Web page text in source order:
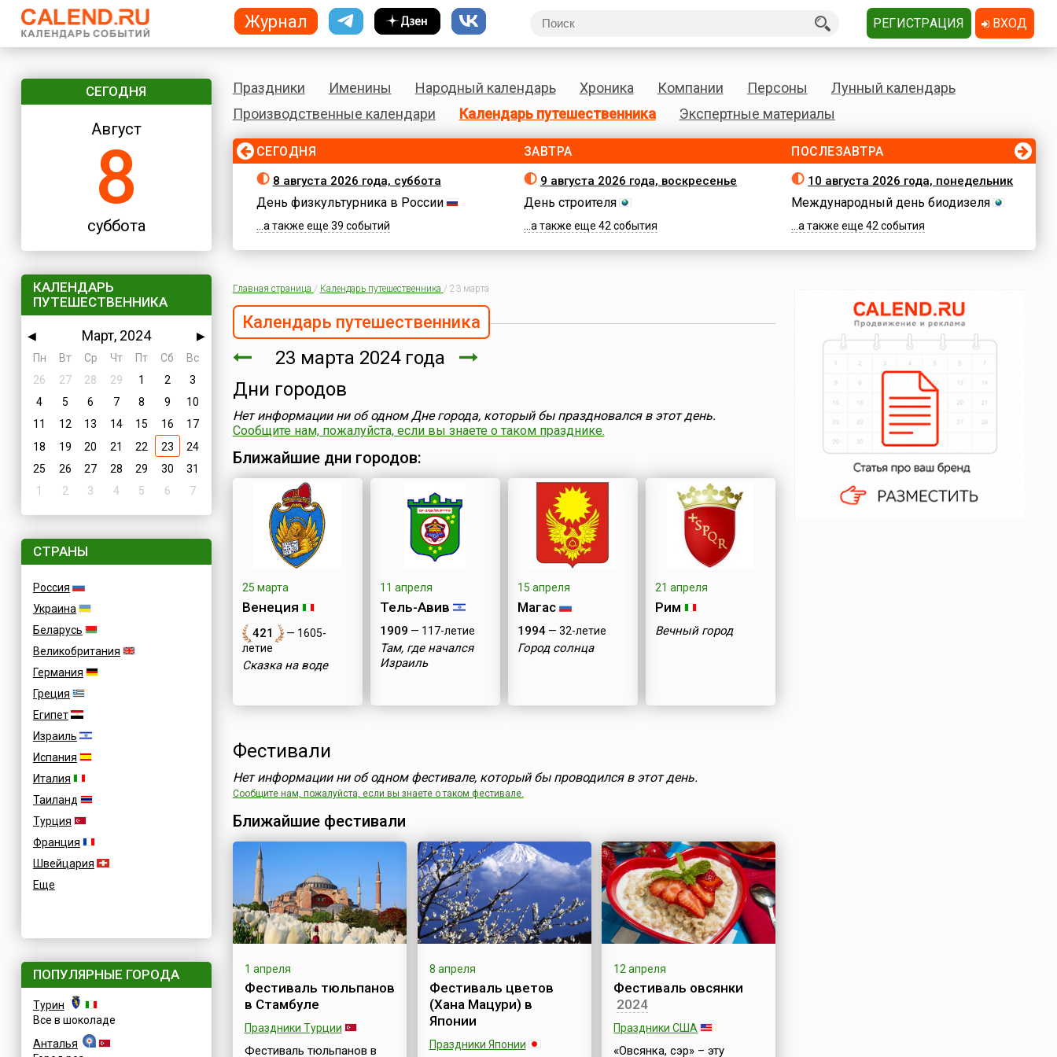
СЕГОДНЯ
Август
8
суббота
КАЛЕНДАРЬ
ПУТЕШЕСТВЕННИКА
◀ Март, 2024
▶
Пн
Вт Ср Чт Пт Сб
Вс
26
27 28 29 1 2
3
4
5 6 7 8 9
10
11
12 13 14 15 16
17
18
19 20 21 22 23
24
25
26 27 28 29 30
31
1
2 3 4 5 6 7
СТРАНЫ
Россия
Украина
Беларусь
Великобритания
Германия
Греция
Египет
Израиль
Испания
Италия
Таиланд
Турция
Франция
Швейцария
Еще
ПОПУЛЯРНЫЕ ГОРОДА
Турин
Все в шоколаде
Анталья
Праздники Именины Народный календарь Хроника Компании Персоны
Лунный календарь
Производственные календари
Календарь путешественника Экспертные материалы
СЕГОДНЯ
8 августа 2026 года, суббота
День физкультурника в России
...а также еще 39 событий
ЗАВТРА
9 августа 2026 года, воскресенье
День строителя
...а также еще 42 события
ПОСЛЕЗАВТРА
10 августа 2026 года, понедельник
Международный день биодизеля
...а также еще 42 события
Главная страница / Календарь путешественника / 23 марта
Календарь путешественника
23 марта 2024 года
Дни городов
Нет информации ни об одном Дне города, который бы праздновался в этот день.
Сообщите нам, пожалуйста, если вы знаете о таком празднике.
Ближайшие дни городов:
25 марта
Венеция
421
— 1605-
летие
Сказка на воде
11 апреля
Тель-Авив
1909 — 117-летие
Там, где начался
Израиль
15 апреля
Магас
1994— 32-летие
Город солнца
21 апреля
Рим
Вечный город
Фестивали
Нет информации ни об одном фестивале, который бы проводился в этот день.
Сообщите нам, пожалуйста, если вы знаете о таком фестивале.
Ближайшие фестивали
1 апреля
Фестиваль тюльпанов
в Стамбуле
Праздники Турции
Фестиваль тюльпанов в
8 апреля
Фестиваль цветов
(Хана Мацури) в
Японии
Праздники Японии
12 апреля
Фестиваль овсянки
2024
Праздники США
«Овсянка, сэр» – эту
Журнал РЕГИСТРАЦИЯ ВХОД